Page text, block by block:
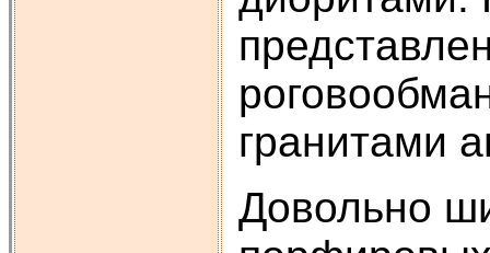
гранитами
Довольно